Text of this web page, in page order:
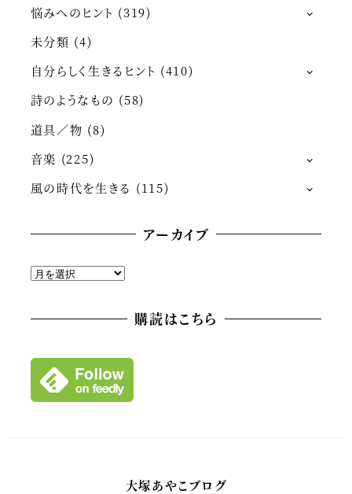
悩みへのヒント (319)
未分類 (4)
自分らしく生きるヒント (410)
詩のようなもの (58)
道具／物 (8)
音楽 (225)
風の時代を生きる (115)
アーカイブ
ア
ブ
購読はこちら
大塚あやこブログ